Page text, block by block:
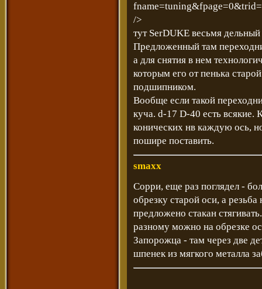
/>
тут SerDUKE весьмя
Предложенный там
а для снятия в нем
которым его от пенька
подшипником.
Вообще если такой
куча. d-17 D-40 есть всякие.
конических нв каждую ось,
пошире поставить.
smaxx
Сорри, еще раз поглядел -
обрезку старой оси, а
предложено стакан
разному можно на обрезке
Запорожца - там через две
шпенек из мягкого металла